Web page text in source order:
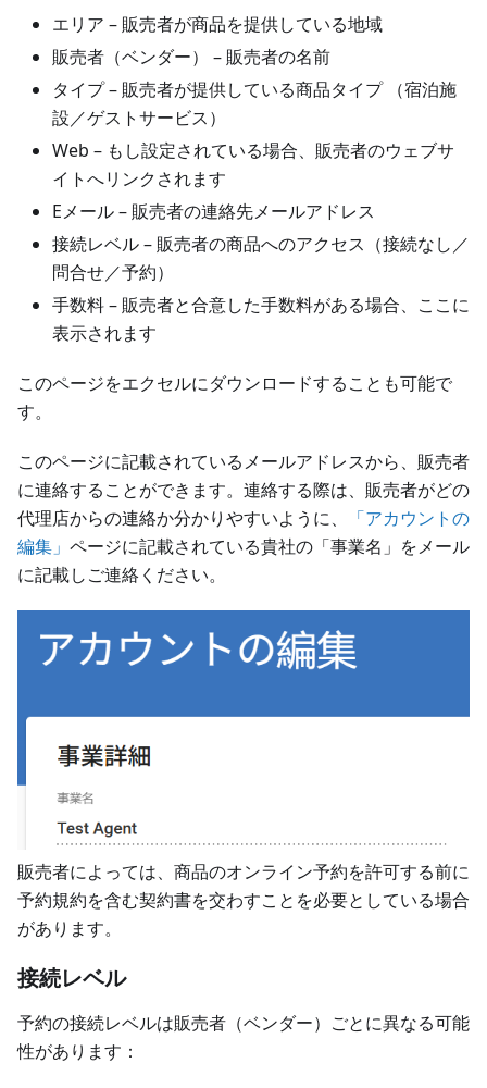
エリア – 販売者が商品を提供している地域
販売者（ベンダー） – 販売者の名前
タイプ – 販売者が提供している商品タイプ （宿泊施
設／ゲストサービス）
Web – もし設定されている場合、販売者のウェブサ
イトへリンクされます
Eメール – 販売者の連絡先メールアドレス
接続レベル – 販売者の商品へのアクセス（接続なし／
問合せ／予約）
手数料 – 販売者と合意した手数料がある場合、ここに
表示されます
このページをエクセルにダウンロードすることも可能で
す。
このページに記載されているメールアドレスから、販売者
に連絡することができます。連絡する際は、販売者がどの
代理店からの連絡か分かりやすいように、
「アカウントの
編集」 ページに記載されている貴社の「事業名」をメール
に記載しご連絡ください。
販売者によっては、商品のオンライン予約を許可する前に
予約規約を含む契約書を交わすことを必要としている場合
があります。
接続レベル
予約の接続レベルは販売者（ベンダー）ごとに異なる可能
性があります：